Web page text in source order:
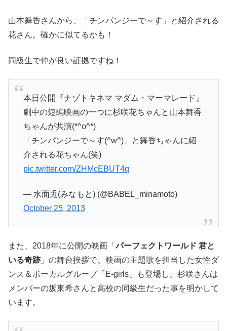
山本舞香さんから、「チンパンジーで～す」と紹介される
花さん。確かに似てるかも！
同級生で仲が良い証拠ですね！
本日公開『ナゾトキネマ マダム・マーマレード』
劇中の短編映画の一つに杉咲花ちゃんと山本舞香
ちゃんが共演(*^o^*)
「チンパンジーで～す(^w^)」と舞香ちゃんに紹
介される花ちゃん(笑)
pic.twitter.com/ZHMcEBUT4q
— 水面兎(みなもと) (@BABEL_minamoto)
October 25, 2013
また、2018年に公開の映画「パーフェクトワールド 君と
いる奇跡」の舞台挨拶で、映画の主題歌を担当した女性ダ
ンス＆ボーカルグループ「E-girls」も登場し、杉咲さんは
メンバーの坂東希さんと高校の同級生だった事を明かして
います。